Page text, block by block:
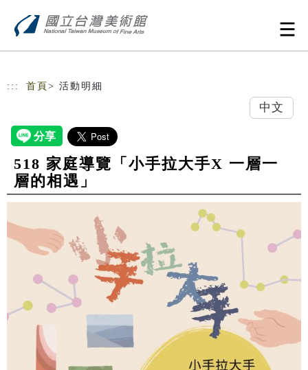
::: 首頁 > 活動明細
中文
518 家庭導覽「小手拉大手X 一層一
層的相遇」